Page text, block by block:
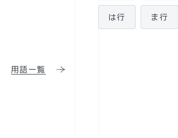
用語一覧
は行 ま行